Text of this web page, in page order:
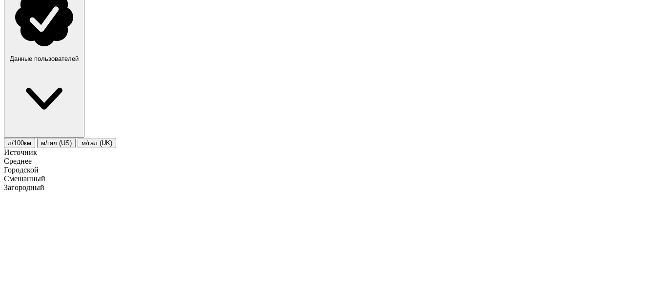
Данные пользователей
л/100км м/гал.(US) м/гал.(UK)
Источник
Среднее
Городской
Смешанный
Загородный